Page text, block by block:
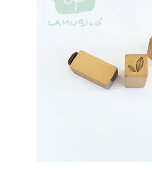
Preguntas Frecuentes
Cambios y devoluciones